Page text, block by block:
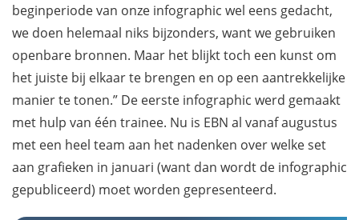
beginperiode van onze infographic wel eens gedacht,
we doen helemaal niks bijzonders, want we gebruiken
openbare bronnen. Maar het blijkt toch een kunst om
het juiste bij elkaar te brengen en op een aantrekkelijke
manier te tonen.” De eerste infographic werd gemaakt
met hulp van één trainee. Nu is EBN al vanaf augustus
met een heel team aan het nadenken over welke set
aan grafieken in januari (want dan wordt de infographic
gepubliceerd) moet worden gepresenteerd.